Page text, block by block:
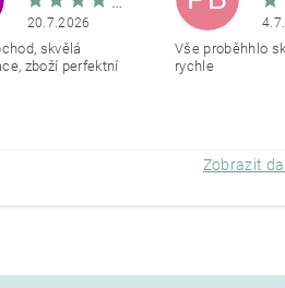
20.7.2026
skvělá
zboží perfektní
Vše proběhhlo
rychle
Zobrazit